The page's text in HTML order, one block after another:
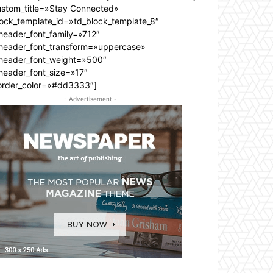
Connected»
- Advertisement -